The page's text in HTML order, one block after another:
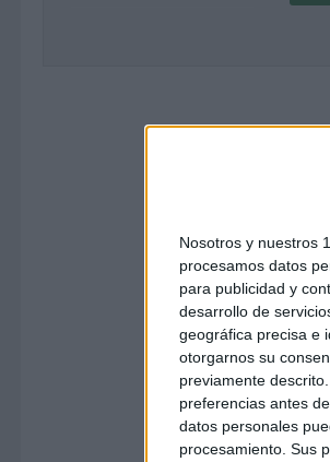
Nosotros y nuestros
procesamos datos
para publicidad y
desarrollo de
geográfica precisa e
otorgarnos su
previamente
preferencias antes
datos personales
procesamiento. Sus